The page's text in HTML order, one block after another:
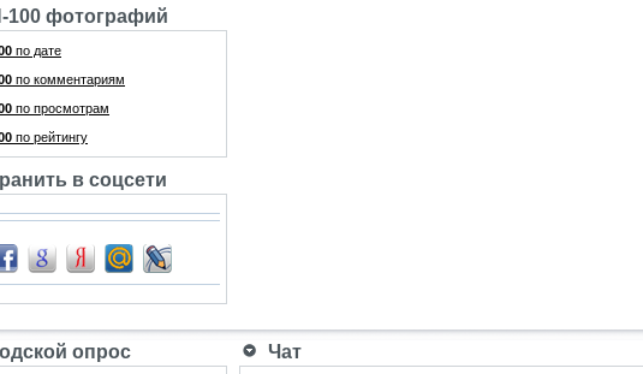
100 фотографий
по дате
по комментариям
по просмотрам
по рейтингу
в соцсети
опрос Чат